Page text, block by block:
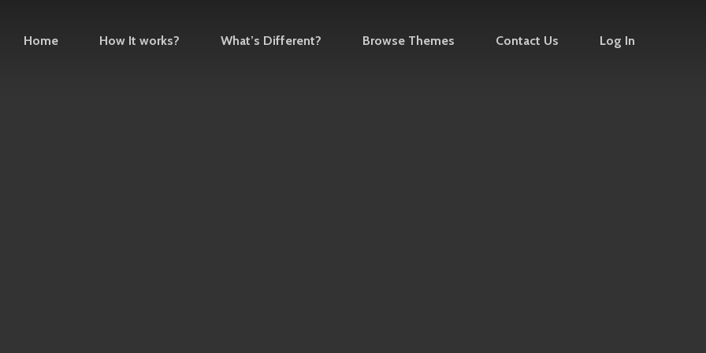
Home How It works? What’s Different? Browse Themes Contact Us Log In